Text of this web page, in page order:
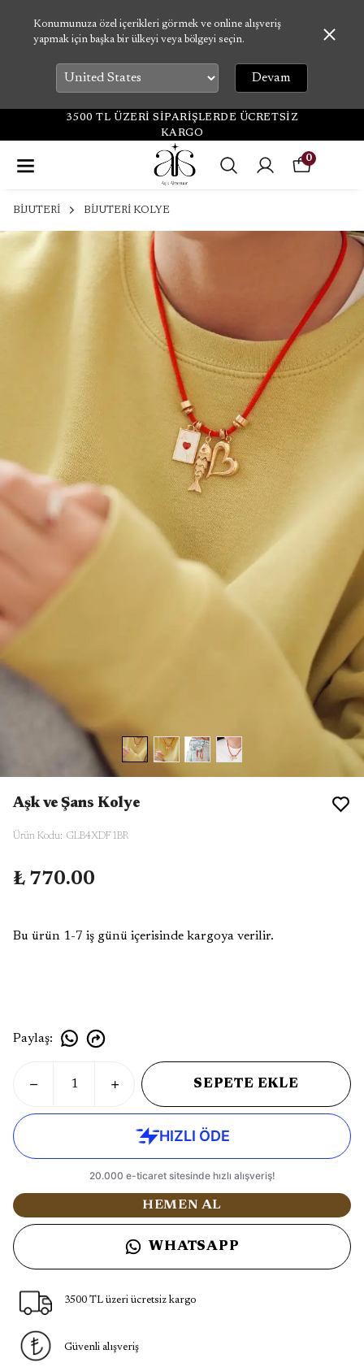
Konumunuza özel içerikleri görmek ve online alışveriş
yapmak için başka bir ülkeyi veya bölgeyi seçin.
Devam
3500 TL ÜZERİ SİPARİŞLERDE ÜCRETSİZ
KARGO
0
BİJUTERİ BİJUTERİ KOLYE
Aşk ve Şans Kolye
Ürün Kodu: GLB4XDF1BR
₺ 770.00
Bu ürün 1-7 iş günü içerisinde kargoya verilir.
Paylaş:
SEPETE EKLE
HEMEN AL
WHATSAPP
3500 TL üzeri ücretsiz kargo
Güvenli alışveriş